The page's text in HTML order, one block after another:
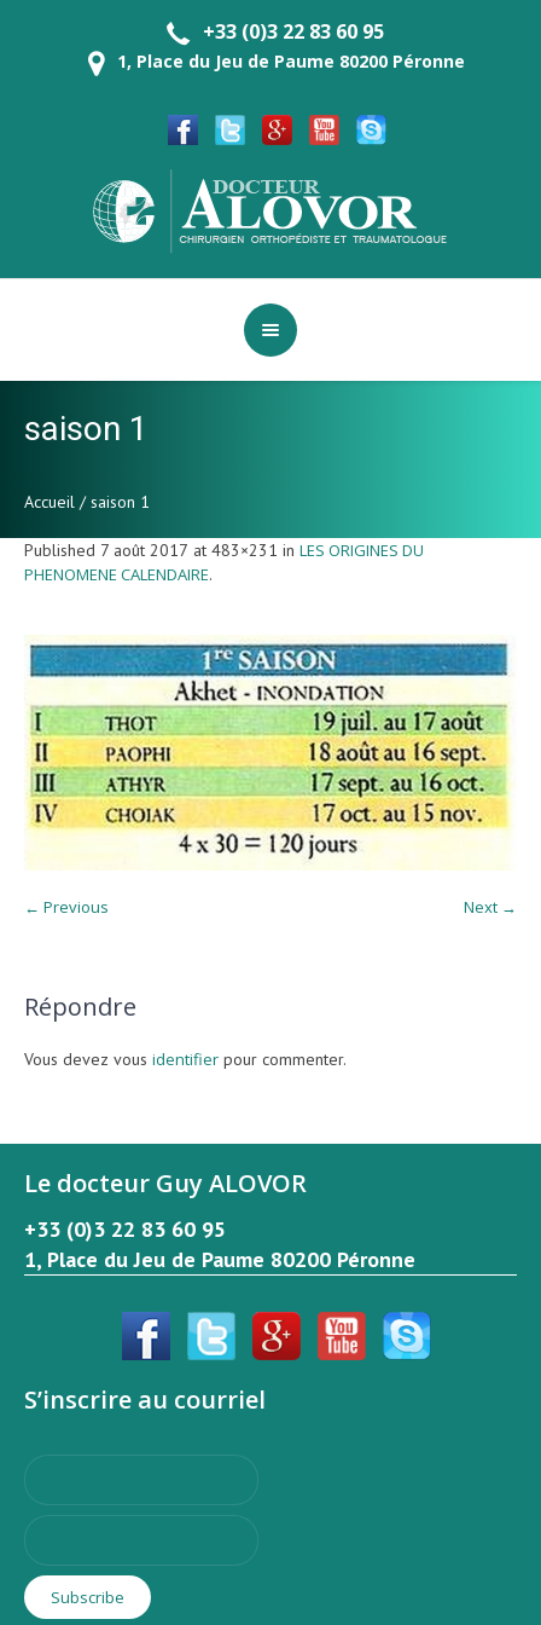
+33 (0)3 22 83 60 95
1, Place du Jeu de Paume 80200 Péronne
saison 1
Accueil /saison 1
Published 7 août 2017 at 483×231 in LES ORIGINES DU
PHENOMENE CALENDAIRE.
← Previous Next →
Répondre
Vous devez vous identifier pour commenter.
Le docteur Guy ALOVOR
+33 (0)3 22 83 60 95
1, Place du Jeu de Paume 80200 Péronne
S’inscrire au courriel